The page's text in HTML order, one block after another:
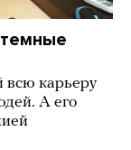
всю карьеру
А его